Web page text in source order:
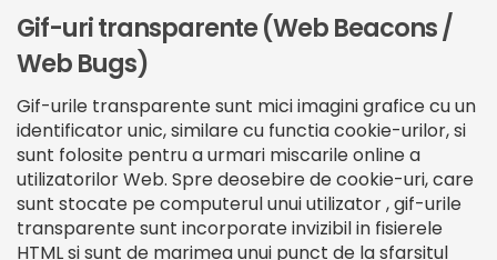
Gif-uri transparente (Web Beacons /
Web Bugs)
Gif-urile transparente sunt mici imagini grafice cu un
identificator unic, similare cu functia cookie-urilor, si
sunt folosite pentru a urmari miscarile online a
utilizatorilor Web. Spre deosebire de cookie-uri, care
sunt stocate pe computerul unui utilizator , gif-urile
transparente sunt incorporate invizibil in fisierele
HTML si sunt de marimea unui punct de la sfarsitul